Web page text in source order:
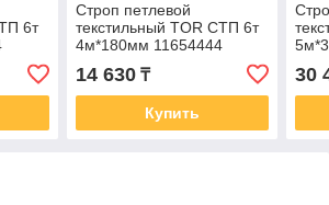
6т
Строп петлевой
текстильный TOR СТП 6т
4м*180мм 11654444
14 630₸
Купить
30